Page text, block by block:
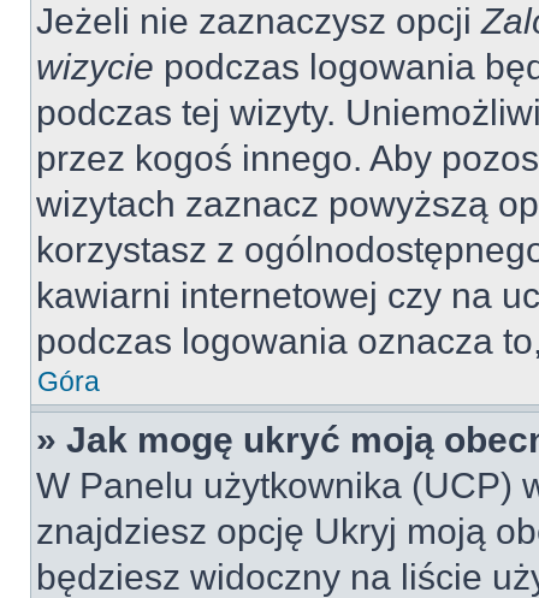
Jeżeli nie zaznaczysz opcji
wizycie podczas logowania
podczas tej wizyty.
przez kogoś innego. Aby
wizytach zaznacz powyższą
korzystasz z
kawiarni internetowej czy na
podczas logowania oznacza
Góra
» Jak mogę ukryć moją
W Panelu użytkownika (UCP)
znajdziesz opcję Ukryj moją
będziesz widoczny na liście